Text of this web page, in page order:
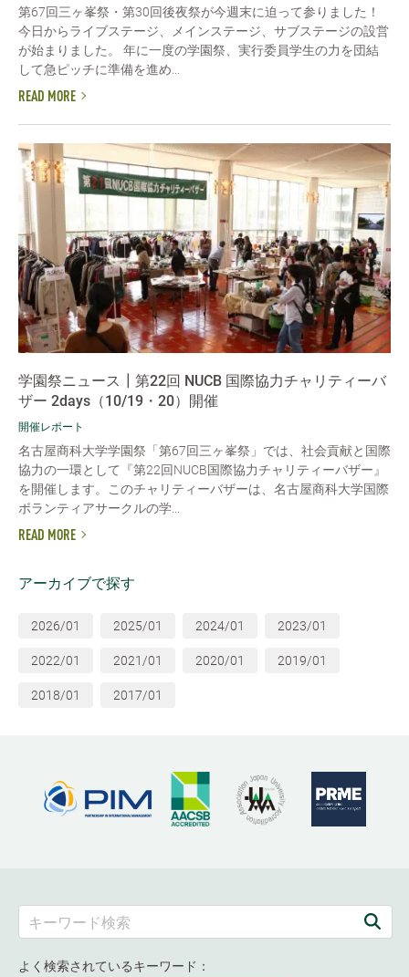
第67回三ヶ峯祭・第30回後夜祭が今週末に迫って参りました！
今日からライブステージ、メインステージ、サブステージの設営
が始まりました。 年に一度の学園祭、実行委員学生の力を団結
して急ピッチに準備を進め...
READ MORE
学園祭ニュース┃第22回 NUCB 国際協力チャリティーバ
ザー 2days（10/19・20）開催
開催レポート
名古屋商科大学学園祭「第67回三ヶ峯祭」では、社会貢献と国際
協力の一環として『第22回NUCB国際協力チャリティーバザー』
を開催します。このチャリティーバザーは、名古屋商科大学国際
ボランティアサークルの学...
READ MORE
アーカイブで探す
2026/01 2025/01 2024/01 2023/01
2022/01 2021/01 2020/01 2019/01
2018/01 2017/01
よく検索されているキーワード：